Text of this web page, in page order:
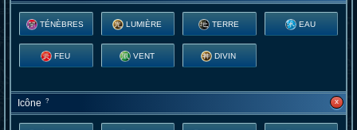
TÉNÈBRES LUMIÈRE TERRE EAU
FEU VENT DIVIN
Icône ? x